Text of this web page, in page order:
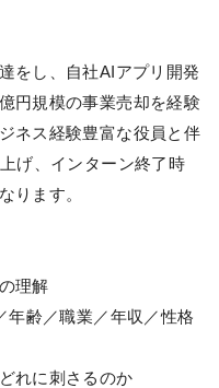
をし、自社AIアプリ開発
円規模の事業売却を経験
ネス経験豊富な役員と伴
げ、インターン終了時
ります。
理解
年齢／職業／年収／性格
れに刺さるのか